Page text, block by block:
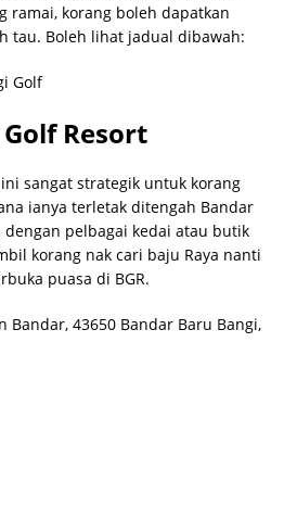
ramai, korang boleh dapatkan
tau. Boleh lihat jadual dibawah:
Resort
sangat strategik untuk korang
ianya terletak ditengah Bandar
dengan pelbagai kedai atau butik
korang nak cari baju Raya nanti
puasa di BGR.
Bandar, 43650 Bandar Baru Bangi,